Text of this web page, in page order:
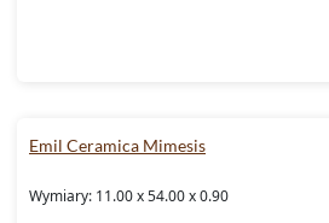
Emil Ceramica Mimesis
Wymiary: 11.00 x 54.00 x 0.90